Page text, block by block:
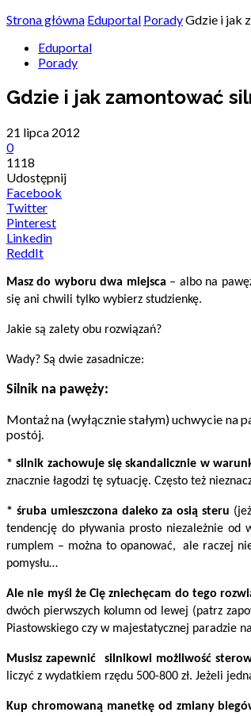
Strona główna Eduportal PoradyGdzie i jak
Eduportal
Porady
Gdzie i jak zamontować
21 lipca 2012
0
1118
Udostępnij
Facebook
Twitter
Pinterest
Linkedin
ReddIt
Masz do wyboru dwa miejsca – albo na
się ani chwili tylko wybierz studzienkę.
Jakie są zalety obu rozwiązań?
Wady? Są dwie zasadnicze:
Silnik na pawęży:
Montaż na (wyłącznie stałym) uchwycie na
postój.
* silnik zachowuje się skandalicznie w
znacznie łagodzi tę sytuację. Często też
* śruba umieszczona daleko za osią steru
tendencję do pływania prosto niezależnie
rumplem – można to opanować, ale raczej
pomysłu…
Ale nie myśl że Cię zniechęcam do tego
dwóch pierwszych kolumn od lewej (patrz
Piastowskiego czy w majestatycznej paradzie
Musisz zapewnić silnikowi możliwość
liczyć z wydatkiem rzędu 500-800 zł. Jeżeli
Kup chromowaną manetkę od zmiany